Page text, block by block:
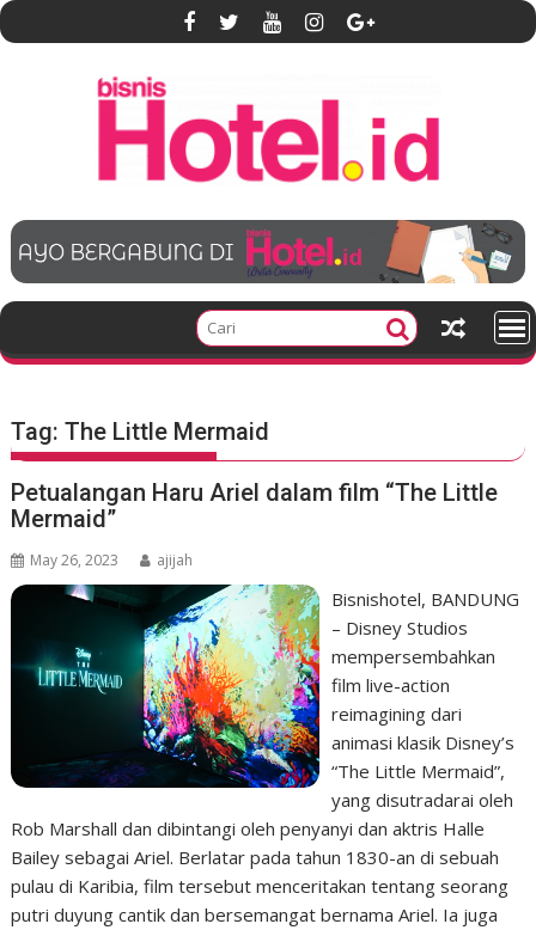
S
k
e
t
Tag:The Little Mermaid
Petualangan Haru Ariel dalam film “The Little
Mermaid”
May 26, 2023 ajijah
Bisnishotel, BANDUNG
– Disney Studios
mempersembahkan
film live-action
reimagining dari
animasi klasik Disney’s
“The Little Mermaid”,
yang disutradarai oleh
Rob Marshall dan dibintangi oleh penyanyi dan aktris Halle
Bailey sebagai Ariel. Berlatar pada tahun 1830-an di sebuah
pulau di Karibia, film tersebut menceritakan tentang seorang
putri duyung cantik dan bersemangat bernama Ariel. Ia juga